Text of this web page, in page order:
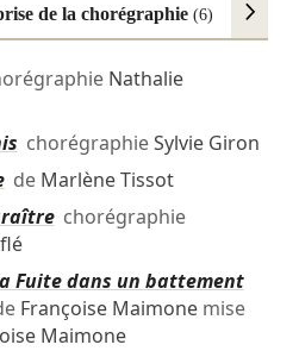
de la chorégraphie (6)
Nathalie
chorégraphieSylvie Giron
de Marlène Tissot
chorégraphie
Fuite dans un battement
Françoise Maimonemise
Maimone